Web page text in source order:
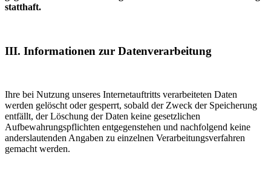
statthaft.
III. Informationen zur Datenverarbeitung
Ihre bei Nutzung unseres Internetauftritts verarbeiteten Daten
werden gelöscht oder gesperrt, sobald der Zweck der Speicherung
entfällt, der Löschung der Daten keine gesetzlichen
Aufbewahrungspflichten entgegenstehen und nachfolgend keine
anderslautenden Angaben zu einzelnen Verarbeitungsverfahren
gemacht werden.